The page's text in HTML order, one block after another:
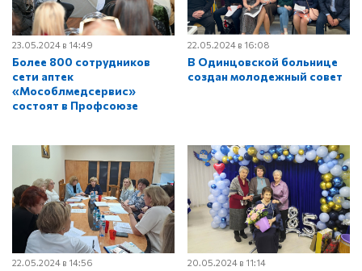
23.05.2024 в 14:49
Более 800 сотрудников
сети аптек
«Мособлмедсервис»
состоят в Профсоюзе
22.05.2024 в 16:08
В Одинцовской больнице
создан молодежный совет
22.05.2024 в 14:56 20.05.2024 в 11:14